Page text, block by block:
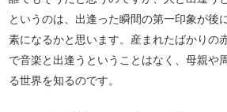
というのは、出逢った瞬間の第一印象が後
素になるかと思います。産まれたばかりの
で音楽と出逢うということはなく、母親や
る世界を知るのです。